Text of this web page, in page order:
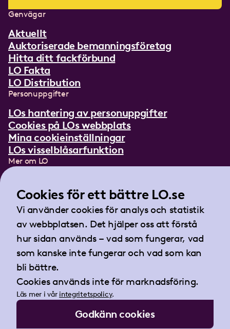
Genvägar
Aktuellt
Auktoriserade bemanningsföretag
Hitta ditt fackförbund
LO Fakta
LO Distribution
Personuppgifter
LOs hantering av personuppgifter
Cookies på LOs webbplats
Mina cookieinställningar
LOs visselblåsarfunktion
Mer om LO
Lättläst om LO
Teckenspråksfilm
Tidningen Arbetet
Landsorganisationen i Sverige
Barnhusgatan 18
105 53 Stockholm
Tel:08-796 25 00
Fax:08-796 25 17
E-post:info@lo.se
Org.nr 802001-9769
Cookies för ett bättre LO.se
Vi använder cookies för analys och statistik
av webbplatsen. Det hjälper oss att förstå
hur sidan används – vad som fungerar, vad
som kanske inte fungerar och vad som kan
bli bättre.
Cookies används inte för marknadsföring.
Läs mer i vår integritetspolicy.
Godkänn cookies